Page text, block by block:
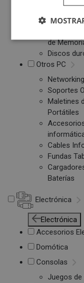
de
Discos
Otros PC
Networking
Soportes
Maletines
Portátiles
Cables
Fundas
Baterías
Electrónica
Electrónica
Accesorios
Domótica
Consolas
Juegos